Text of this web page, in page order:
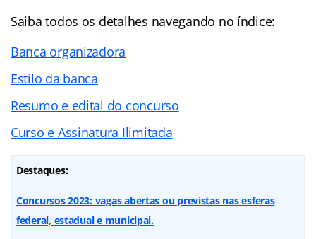
Saiba todos os detalhes navegando no índice:
Banca organizadora
Estilo da banca
Resumo e edital do concurso
Curso e Assinatura Ilimitada
Destaques:
Concursos 2023: vagas abertas ou previstas nas esferas
federal, estadual e municipal.